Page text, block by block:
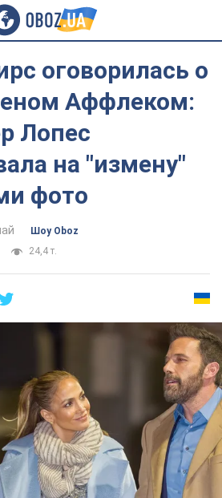
оговорилась о
Аффлеком:
Лопес
на "измену"
фото
Шоу Oboz
24,4 т.